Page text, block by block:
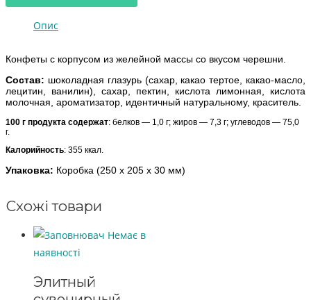
Опис
Конфеты с корпусом из желейной массы со вкусом черешни.
Состав: шоколадная глазурь (сахар, какао тертое, какао-масло,
лецитин, ванилин), сахар, пектин, кислота лимонная, кислота
молочная, ароматизатор, идентичный натуральному, краситель.
100 г продукта содержат: белков — 1,0 г; жиров — 7,3 г; углеводов — 75,0
г.
Калорийность: 355 ккал.
Упаковка: Коробка (250 x 205 x 30 мм)
Схожі товари
Немає в
наявності
Элитный